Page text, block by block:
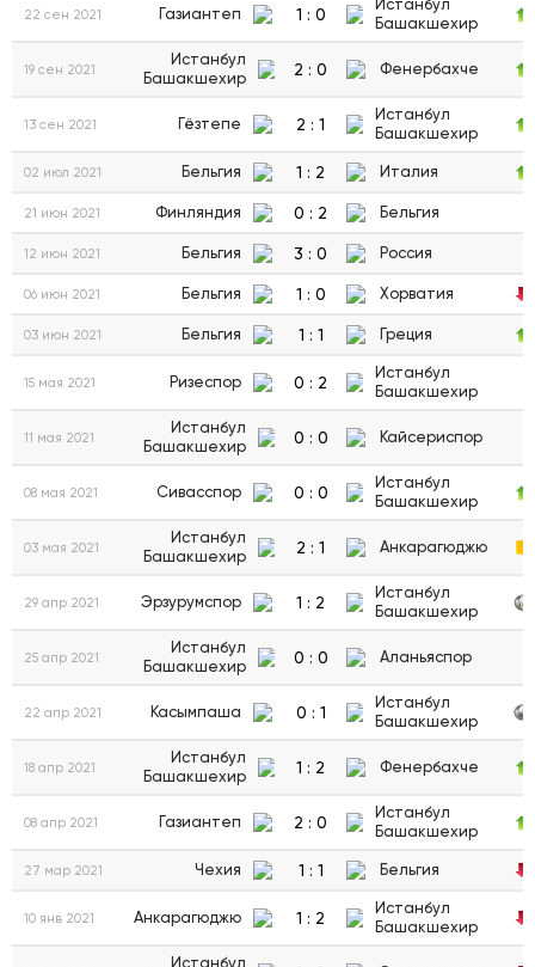
22 сен 2021 Газиантеп 1 : 0
Истанбул
Башакшехир
19 сен 2021
Истанбул
Башакшехир
2 : 0 Фенербахче
13 сен 2021 Гёзтепе 2 : 1
Истанбул
Башакшехир
02 июл 2021 Бельгия 1 : 2 Италия
21 июн 2021 Финляндия 0 : 2 Бельгия
12 июн 2021 Бельгия 3 : 0 Россия
06 июн 2021 Бельгия 1 : 0 Хорватия
03 июн 2021 Бельгия 1 : 1 Греция
15 мая 2021 Ризеспор 0 : 2
Истанбул
Башакшехир
11 мая 2021
Истанбул
Башакшехир
0 : 0 Кайсериспор
08 мая 2021 Сивасспор 0 : 0
Истанбул
Башакшехир
03 мая 2021
Истанбул
Башакшехир
2 : 1 Анкарагюджю
29 апр 2021 Эрзурумспор 1 : 2
Истанбул
Башакшехир
25 апр 2021
Истанбул
Башакшехир
0 : 0 Аланьяспор
22 апр 2021 Касымпаша 0 : 1
Истанбул
Башакшехир
18 апр 2021
Истанбул
Башакшехир
1 : 2 Фенербахче
08 апр 2021 Газиантеп 2 : 0
Истанбул
Башакшехир
27 мар 2021 Чехия 1 : 1 Бельгия
10 янв 2021 Анкарагюджю 1 : 2
Истанбул
Башакшехир
Истанбул